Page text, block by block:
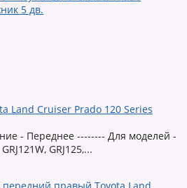
Land Cruiser Prado 120 Series
- Переднее -------- Для моделей -
GRJ125,...